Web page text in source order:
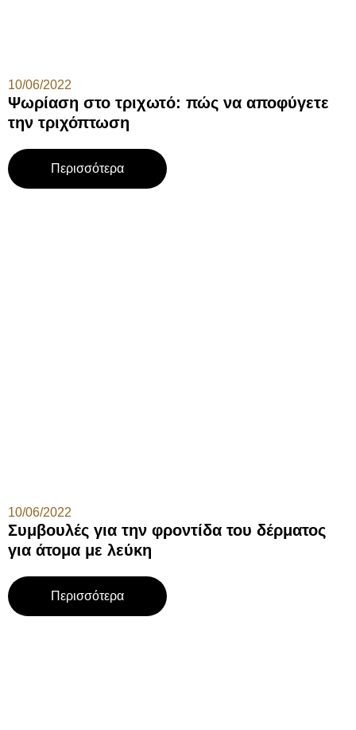
Ψωρίαση στο τριχωτό: πώς να αποφύγετε
την τριχόπτωση
10/06/2022
Περισσότερα
Συμβουλές για την φροντίδα του δέρματος
για άτομα με λεύκη
10/06/2022
Περισσότερα